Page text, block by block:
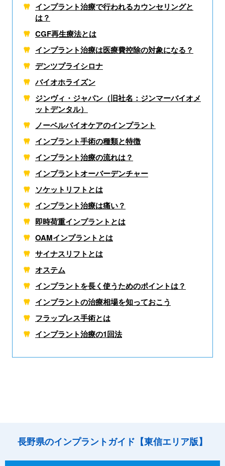
インプラント治療で行われるカウンセリングと
は？
CGF再生療法とは
インプラント治療は医療費控除の対象になる？
デンツプライシロナ
バイオホライズン
ジンヴィ・ジャパン（旧社名：ジンマーバイオメ
ットデンタル）
ノーベルバイオケアのインプラント
インプラント手術の種類と特徴
インプラント治療の流れは？
インプラントオーバーデンチャー
ソケットリフトとは
インプラント治療は痛い？
即時荷重インプラントとは
OAMインプラントとは
サイナスリフトとは
オステム
インプラントを長く使うためのポイントは？
インプラントの治療相場を知っておこう
フラップレス手術とは
インプラント治療の1回法
長野県のインプラントガイド【東信エリア版】